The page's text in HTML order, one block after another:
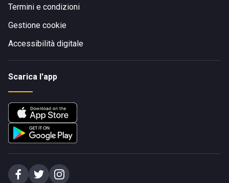
Termini e condizioni
Gestione cookie
Accessibilità digitale
Scarica l'app